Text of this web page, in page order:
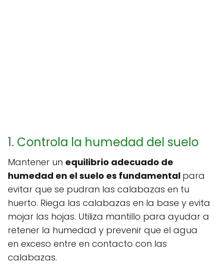
1. Controla la humedad del suelo
Mantener un equilibrio adecuado de
humedad en el suelo es fundamental para
evitar que se pudran las calabazas en tu
huerto. Riega las calabazas en la base y evita
mojar las hojas. Utiliza mantillo para ayudar a
retener la humedad y prevenir que el agua
en exceso entre en contacto con las
calabazas.